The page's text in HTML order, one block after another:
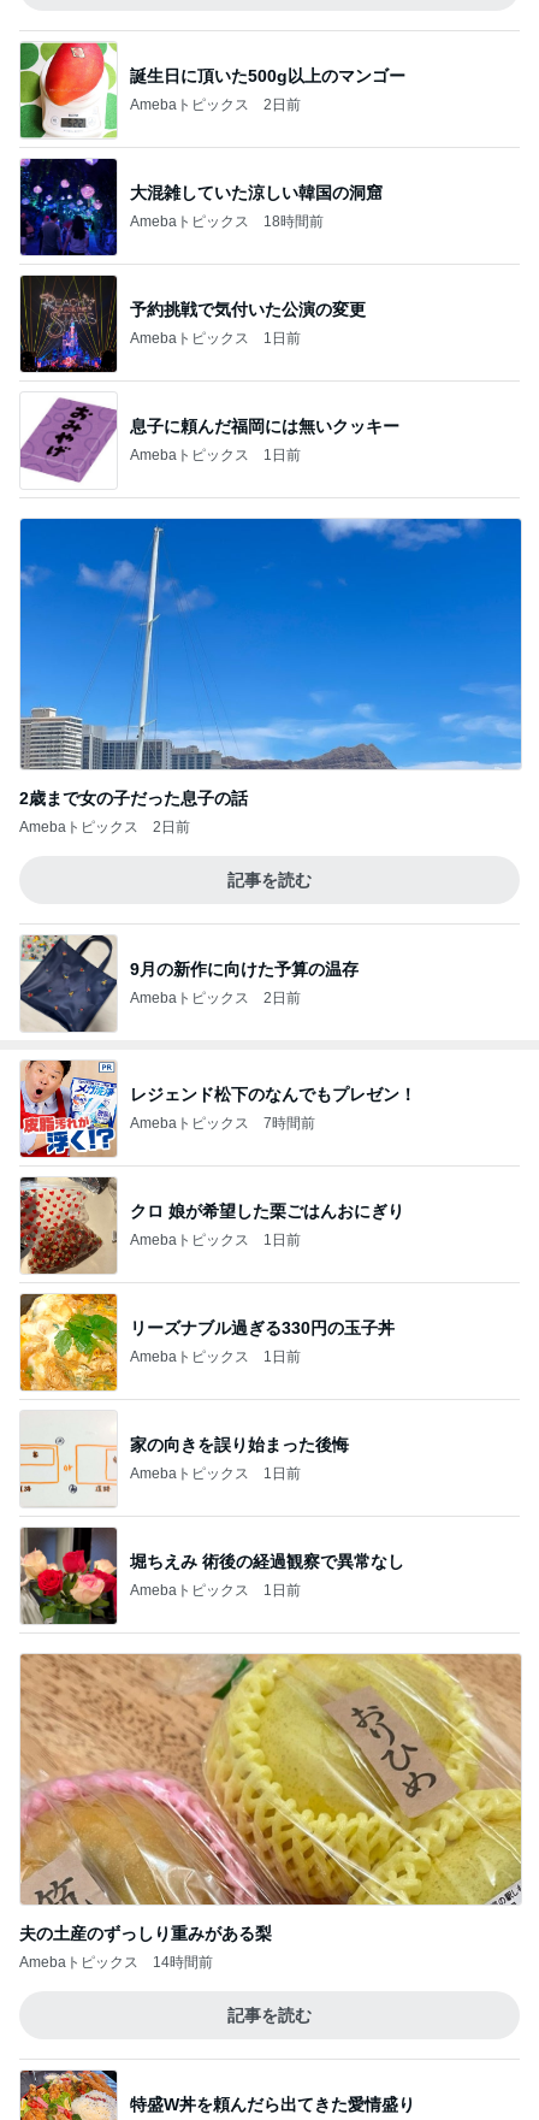
誕生日に頂いた500g以上のマンゴー
Amebaトピックス 2日前
大混雑していた涼しい韓国の洞窟
Amebaトピックス 18時間前
予約挑戦で気付いた公演の変更
Amebaトピックス 1日前
息子に頼んだ福岡には無いクッキー
Amebaトピックス 1日前
2歳まで女の子だった息子の話
Amebaトピックス 2日前
記事を読む
9月の新作に向けた予算の温存
Amebaトピックス 2日前
レジェンド松下のなんでもプレゼン！
Amebaトピックス 7時間前
クロ 娘が希望した栗ごはんおにぎり
Amebaトピックス 1日前
リーズナブル過ぎる330円の玉子丼
Amebaトピックス 1日前
家の向きを誤り始まった後悔
Amebaトピックス 1日前
堀ちえみ 術後の経過観察で異常なし
Amebaトピックス 1日前
夫の土産のずっしり重みがある梨
Amebaトピックス 14時間前
記事を読む
特盛W丼を頼んだら出てきた愛情盛り